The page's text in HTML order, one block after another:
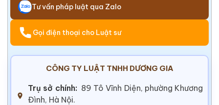
Tư vấn pháp luật qua Zalo
Gọi điện thoại cho Luật sư
CÔNG TY LUẬT TNHH DƯƠNG GIA
Trụ sở chính: 89 Tô Vĩnh Diện, phường Khương
Đình, Hà Nội.